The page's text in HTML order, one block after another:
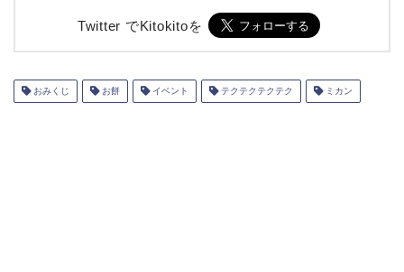
Twitter でKitokitoを
おみくじ お餅 イベント テクテクテクテク ミカン